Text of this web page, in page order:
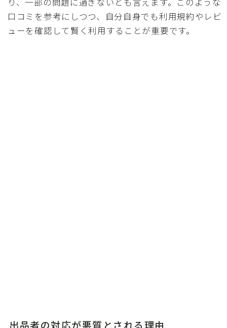
口コミを参考にしつつ、自分自身でも利用規約やレビ
ューを確認して賢く利用することが重要です。
出品者の対応が悪質とされる理由